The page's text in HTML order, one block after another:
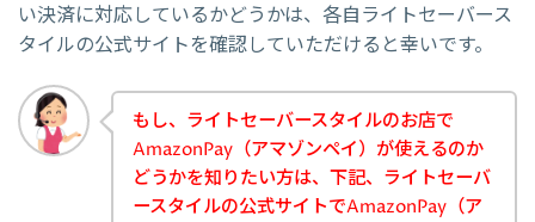
い決済に対応しているかどうかは、各自ライトセーバース
タイルの公式サイトを確認していただけると幸いです。
もし、ライトセーバースタイルのお店で
AmazonPay（アマゾンペイ）が使えるのか
どうかを知りたい方は、下記、ライトセーバ
ースタイルの公式サイトでAmazonPay（ア